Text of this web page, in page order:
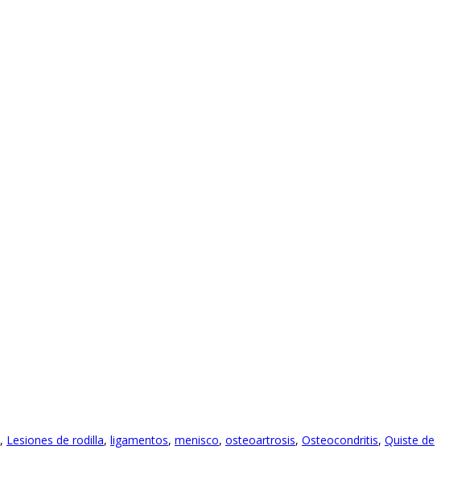
, Lesiones de rodilla, ligamentos, menisco, osteoartrosis, Osteocondritis, Quiste de